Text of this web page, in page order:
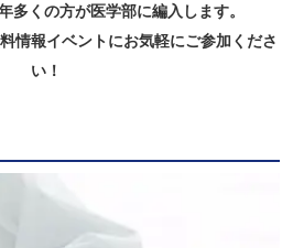
多くの方が医学部に編入します。
情報イベントにお気軽にご参加くださ
い！